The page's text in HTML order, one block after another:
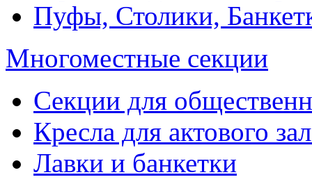
Пуфы, Столики,
Многоместные секции
Секции для
Кресла для актового
Лавки и банкетки